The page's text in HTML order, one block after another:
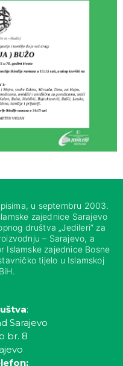
u septembru 2003.
zajednice Sarajevo
društva „Jedileri“ za
– Sarajevo, a
Islamske zajednice Bosne
tijelo u Islamskoj
:
Sarajevo
br. 8